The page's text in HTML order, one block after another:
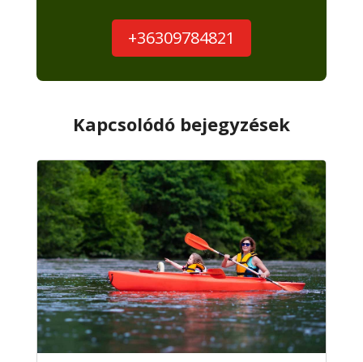
+36309784821
Kapcsolódó bejegyzések